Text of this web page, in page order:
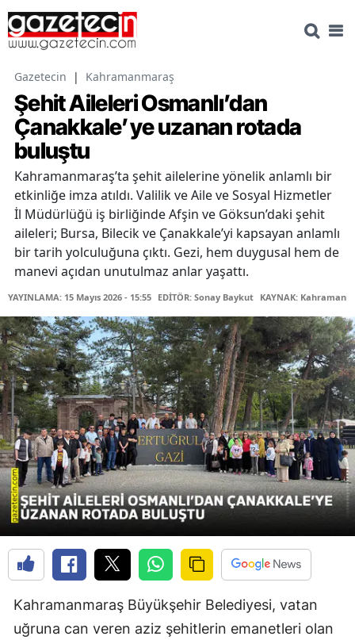
Gazetecin | Kahramanmaraş
Şehit Aileleri Osmanlı’dan
Çanakkale’ye uzanan rotada
buluştu
Kahramanmaraş’ta şehit ailelerine yönelik anlamlı bir
etkinliğe imza atıldı. Valilik ve Aile ve Sosyal Hizmetler
İl Müdürlüğü iş birliğinde Afşin ve Göksun’daki şehit
aileleri; Bursa, Bilecik ve Çanakkale’yi kapsayan anlamlı
bir tarih yolculuğuna çıktı. Gezi, hem duygusal hem de
manevi açıdan unutulmaz anlar yaşattı.
YAYINLAMA: 15 Mayıs 2026 - 15:55 EDİTÖR: Sonay Baykut KAYNAK:
Kahramanmaraş Büyükşehir Belediyesi, vatan
uğruna can veren aziz şehitlerin emanetleri olan